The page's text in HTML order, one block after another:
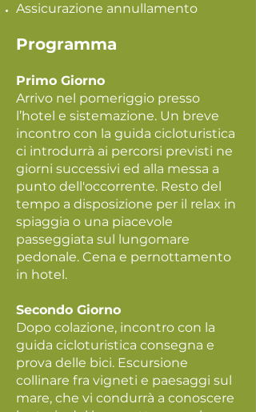
Assicurazione annullamento
Programma
Primo Giorno
Arrivo nel pomeriggio presso
l’hotel e sistemazione. Un breve
incontro con la guida cicloturistica
ci introdurrà ai percorsi previsti ne
giorni successivi ed alla messa a
punto dell'occorrente. Resto del
tempo a disposizione per il relax in
spiaggia o una piacevole
passeggiata sul lungomare
pedonale. Cena e pernottamento
in hotel.
Secondo Giorno
Dopo colazione, incontro con la
guida cicloturistica consegna e
prova delle bici. Escursione
collinare fra vigneti e paesaggi sul
mare, che vi condurrà a conoscere